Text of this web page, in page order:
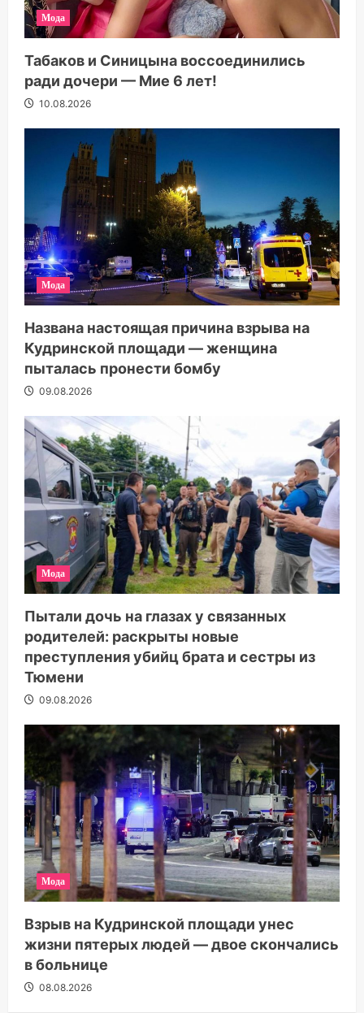
Мода
Табаков и Синицына воссоединились
ради дочери — Мие 6 лет!
10.08.2026
Мода
Названа настоящая причина взрыва на
Кудринской площади — женщина
пыталась пронести бомбу
09.08.2026
Мода
Пытали дочь на глазах у связанных
родителей: раскрыты новые
преступления убийц брата и сестры из
Тюмени
09.08.2026
Мода
Взрыв на Кудринской площади унес
жизни пятерых людей — двое скончались
в больнице
08.08.2026